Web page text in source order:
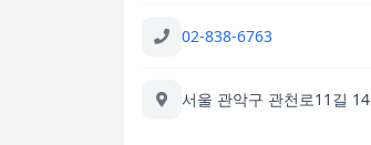
02-838-6763
서울 관악구 관천로11길 14